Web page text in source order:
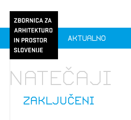
1/1
Pozdravljeni
zaključeni
Natečaji
Aktualno
1/2
Prijava na novičnik